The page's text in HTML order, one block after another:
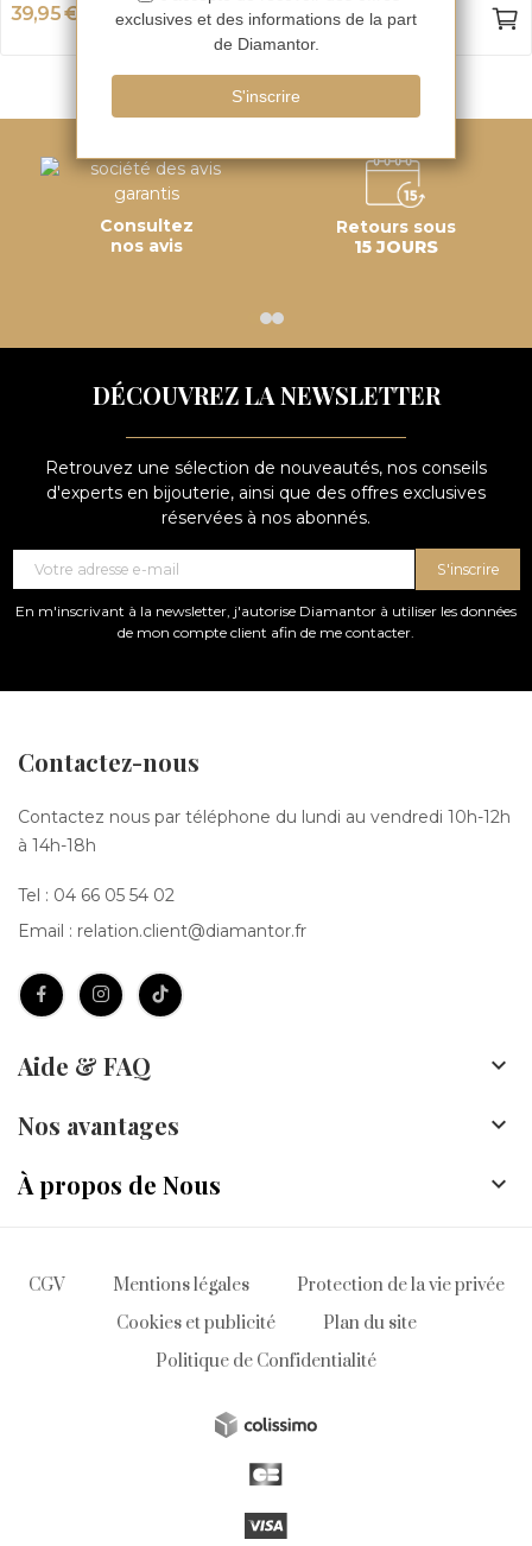
39,95 € 79,90 € -50% 74,50 €149 € -50%
Consultez
nos avis
Retours sous
15 JOURS
DÉCOUVREZ LA NEWSLETTER
Retrouvez une sélection de nouveautés, nos conseils
d'experts en bijouterie, ainsi que des offres exclusives
réservées à nos abonnés.
S'inscrire
En m'inscrivant à la newsletter, j'autorise Diamantor à utiliser les données
de mon compte client afin de me contacter.
Contactez-nous
Contactez nous par téléphone du lundi au vendredi 10h-12h
à 14h-18h
Tel : 04 66 05 54 02
Email : relation.client@diamantor.fr
Aide & FAQ 
Nos avantages 
À propos de Nous 
CGV Mentions légales
Protection de la vie privée
Cookies et publicité
Plan du site
Politique de Confidentialité